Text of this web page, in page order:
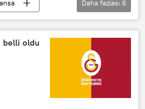
maç
Daha fazlası 6
belli oldu